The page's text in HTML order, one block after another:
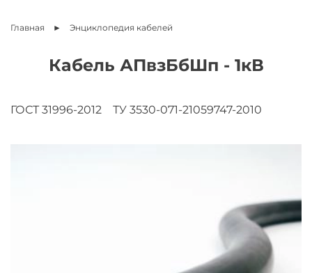
Главная Энциклопедия кабелей
Кабель АПвзБбШп - 1кВ
ГОСТ 31996-2012 ТУ 3530-071-21059747-2010